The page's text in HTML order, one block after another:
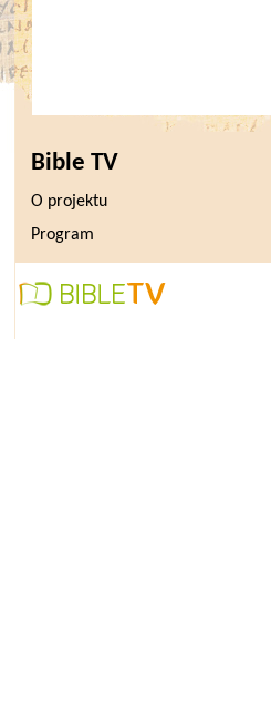
Bible TV
O projektu
Program